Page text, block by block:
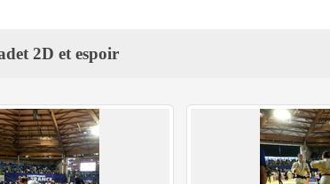
2D et espoir